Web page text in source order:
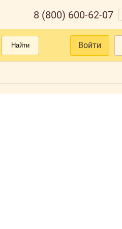
8 (800) 600-62-07
Найти Войти